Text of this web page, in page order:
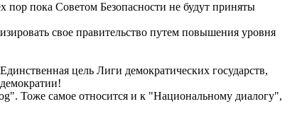
пор пока Советом Безопасности не будут приняты
свое правительство путем повышения уровня
Единственная цель Лиги демократических государств,
Тоже самое относится и к "Национальному диалогу",